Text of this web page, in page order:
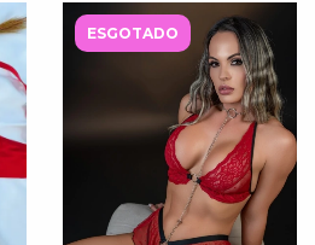
ESGOTADO